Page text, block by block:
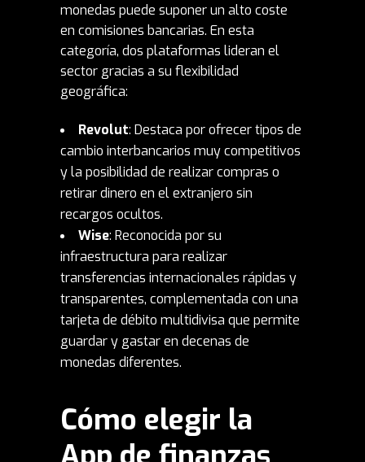
monedas puede suponer un alto coste
en comisiones bancarias. En esta
categoría, dos plataformas lideran el
sector gracias a su flexibilidad
geográfica:
Revolut: Destaca por ofrecer tipos de
cambio interbancarios muy competitivos
y la posibilidad de realizar compras o
retirar dinero en el extranjero sin
recargos ocultos.
Wise: Reconocida por su
infraestructura para realizar
transferencias internacionales rápidas y
transparentes, complementada con una
tarjeta de débito multidivisa que permite
guardar y gastar en decenas de
monedas diferentes.
Cómo elegir la